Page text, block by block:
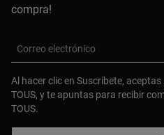
compra!
Correo electrónico
Al hacer clic en Suscríbete, aceptas
TOUS, y te apuntas para recibir
TOUS.